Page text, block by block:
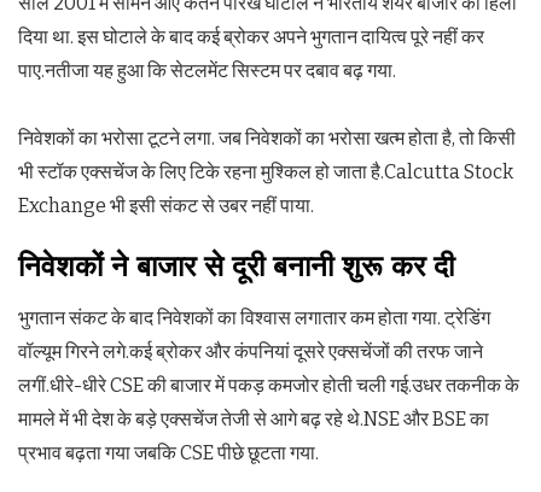
दिया था. इस घोटाले के बाद कई ब्रोकर अपने भुगतान दायित्व पूरे नहीं कर
पाए.नतीजा यह हुआ कि सेटलमेंट सिस्टम पर दबाव बढ़ गया.
निवेशकों का भरोसा टूटने लगा. जब निवेशकों का भरोसा खत्म होता है, तो किसी
भी स्टॉक एक्सचेंज के लिए टिके रहना मुश्किल हो जाता है.Calcutta Stock
Exchange भी इसी संकट से उबर नहीं पाया.
निवेशकों ने बाजार से दूरी बनानी शुरू कर दी
भुगतान संकट के बाद निवेशकों का विश्वास लगातार कम होता गया. ट्रेडिंग
वॉल्यूम गिरने लगे.कई ब्रोकर और कंपनियां दूसरे एक्सचेंजों की तरफ जाने
लगीं.धीरे-धीरे CSE की बाजार में पकड़ कमजोर होती चली गई.उधर तकनीक के
मामले में भी देश के बड़े एक्सचेंज तेजी से आगे बढ़ रहे थे.NSE और BSE का
प्रभाव बढ़ता गया जबकि CSE पीछे छूटता गया.